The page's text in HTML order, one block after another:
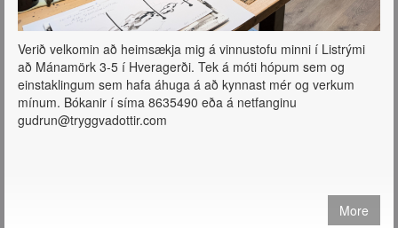
Verið velkomin að heimsækja mig á vinnustofu minni í Listrými
að Mánamörk 3-5 í Hveragerði. Tek á móti hópum sem og
einstaklingum sem hafa áhuga á að kynnast mér og verkum
mínum. Bókanir í síma 8635490 eða á netfanginu
gudrun@tryggvadottir.com
More